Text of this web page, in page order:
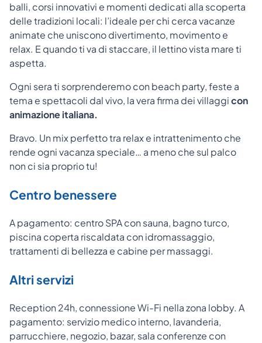
balli, corsi innovativi e momenti dedicati alla scoperta
delle tradizioni locali: l’ideale per chi cerca vacanze
animate che uniscono divertimento, movimento e
relax. E quando ti va di staccare, il lettino vista mare ti
aspetta.
Ogni sera ti sorprenderemo con beach party, feste a
tema e spettacoli dal vivo, la vera firma dei villaggicon
animazione italiana.
Bravo. Un mix perfetto tra relax e intrattenimento che
rende ogni vacanza speciale… a meno che sul palco
non ci sia proprio tu!
Centro benessere
A pagamento: centro SPA con sauna, bagno turco,
piscina coperta riscaldata con idromassaggio,
trattamenti di bellezza e cabine per massaggi.
Altri servizi
Reception 24h, connessione Wi-Fi nella zona lobby. A
pagamento: servizio medico interno, lavanderia,
parrucchiere, negozio, bazar, sala conferenze con